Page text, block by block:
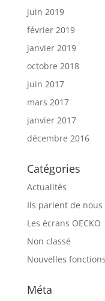
juin 2019
février 2019
janvier 2019
octobre 2018
juin 2017
mars 2017
janvier 2017
décembre 2016
Catégories
Actualités
Ils parlent de nous
Les écrans OECKO
Non classé
Nouvelles
Méta